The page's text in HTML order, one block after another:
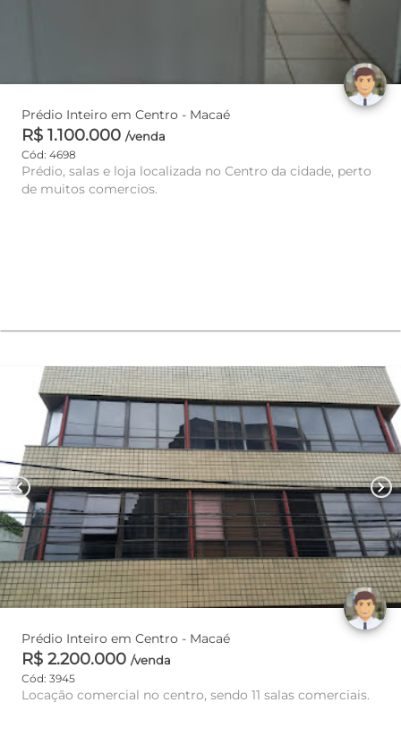
Prédio Inteiro em Centro - Macaé
R$ 1.100.000 /venda
Cód: 4698
Prédio, salas e loja localizada no Centro da cidade, perto
de muitos comercios.
chevron_left chevron_right
Prédio Inteiro em Centro - Macaé
R$ 2.200.000 /venda
Cód: 3945
Locação comercial no centro, sendo 11 salas comerciais.